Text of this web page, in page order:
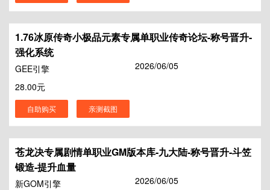
1.76冰原传奇小极品元素专属单职业传奇论坛-称号晋升-
强化系统
GEE引擎
2026/06/05
28.00元
自助购买 亲测截图
苍龙决专属剧情单职业GM版本库-九大陆-称号晋升-斗笠
锻造-提升血量
新GOM引擎
2026/06/05